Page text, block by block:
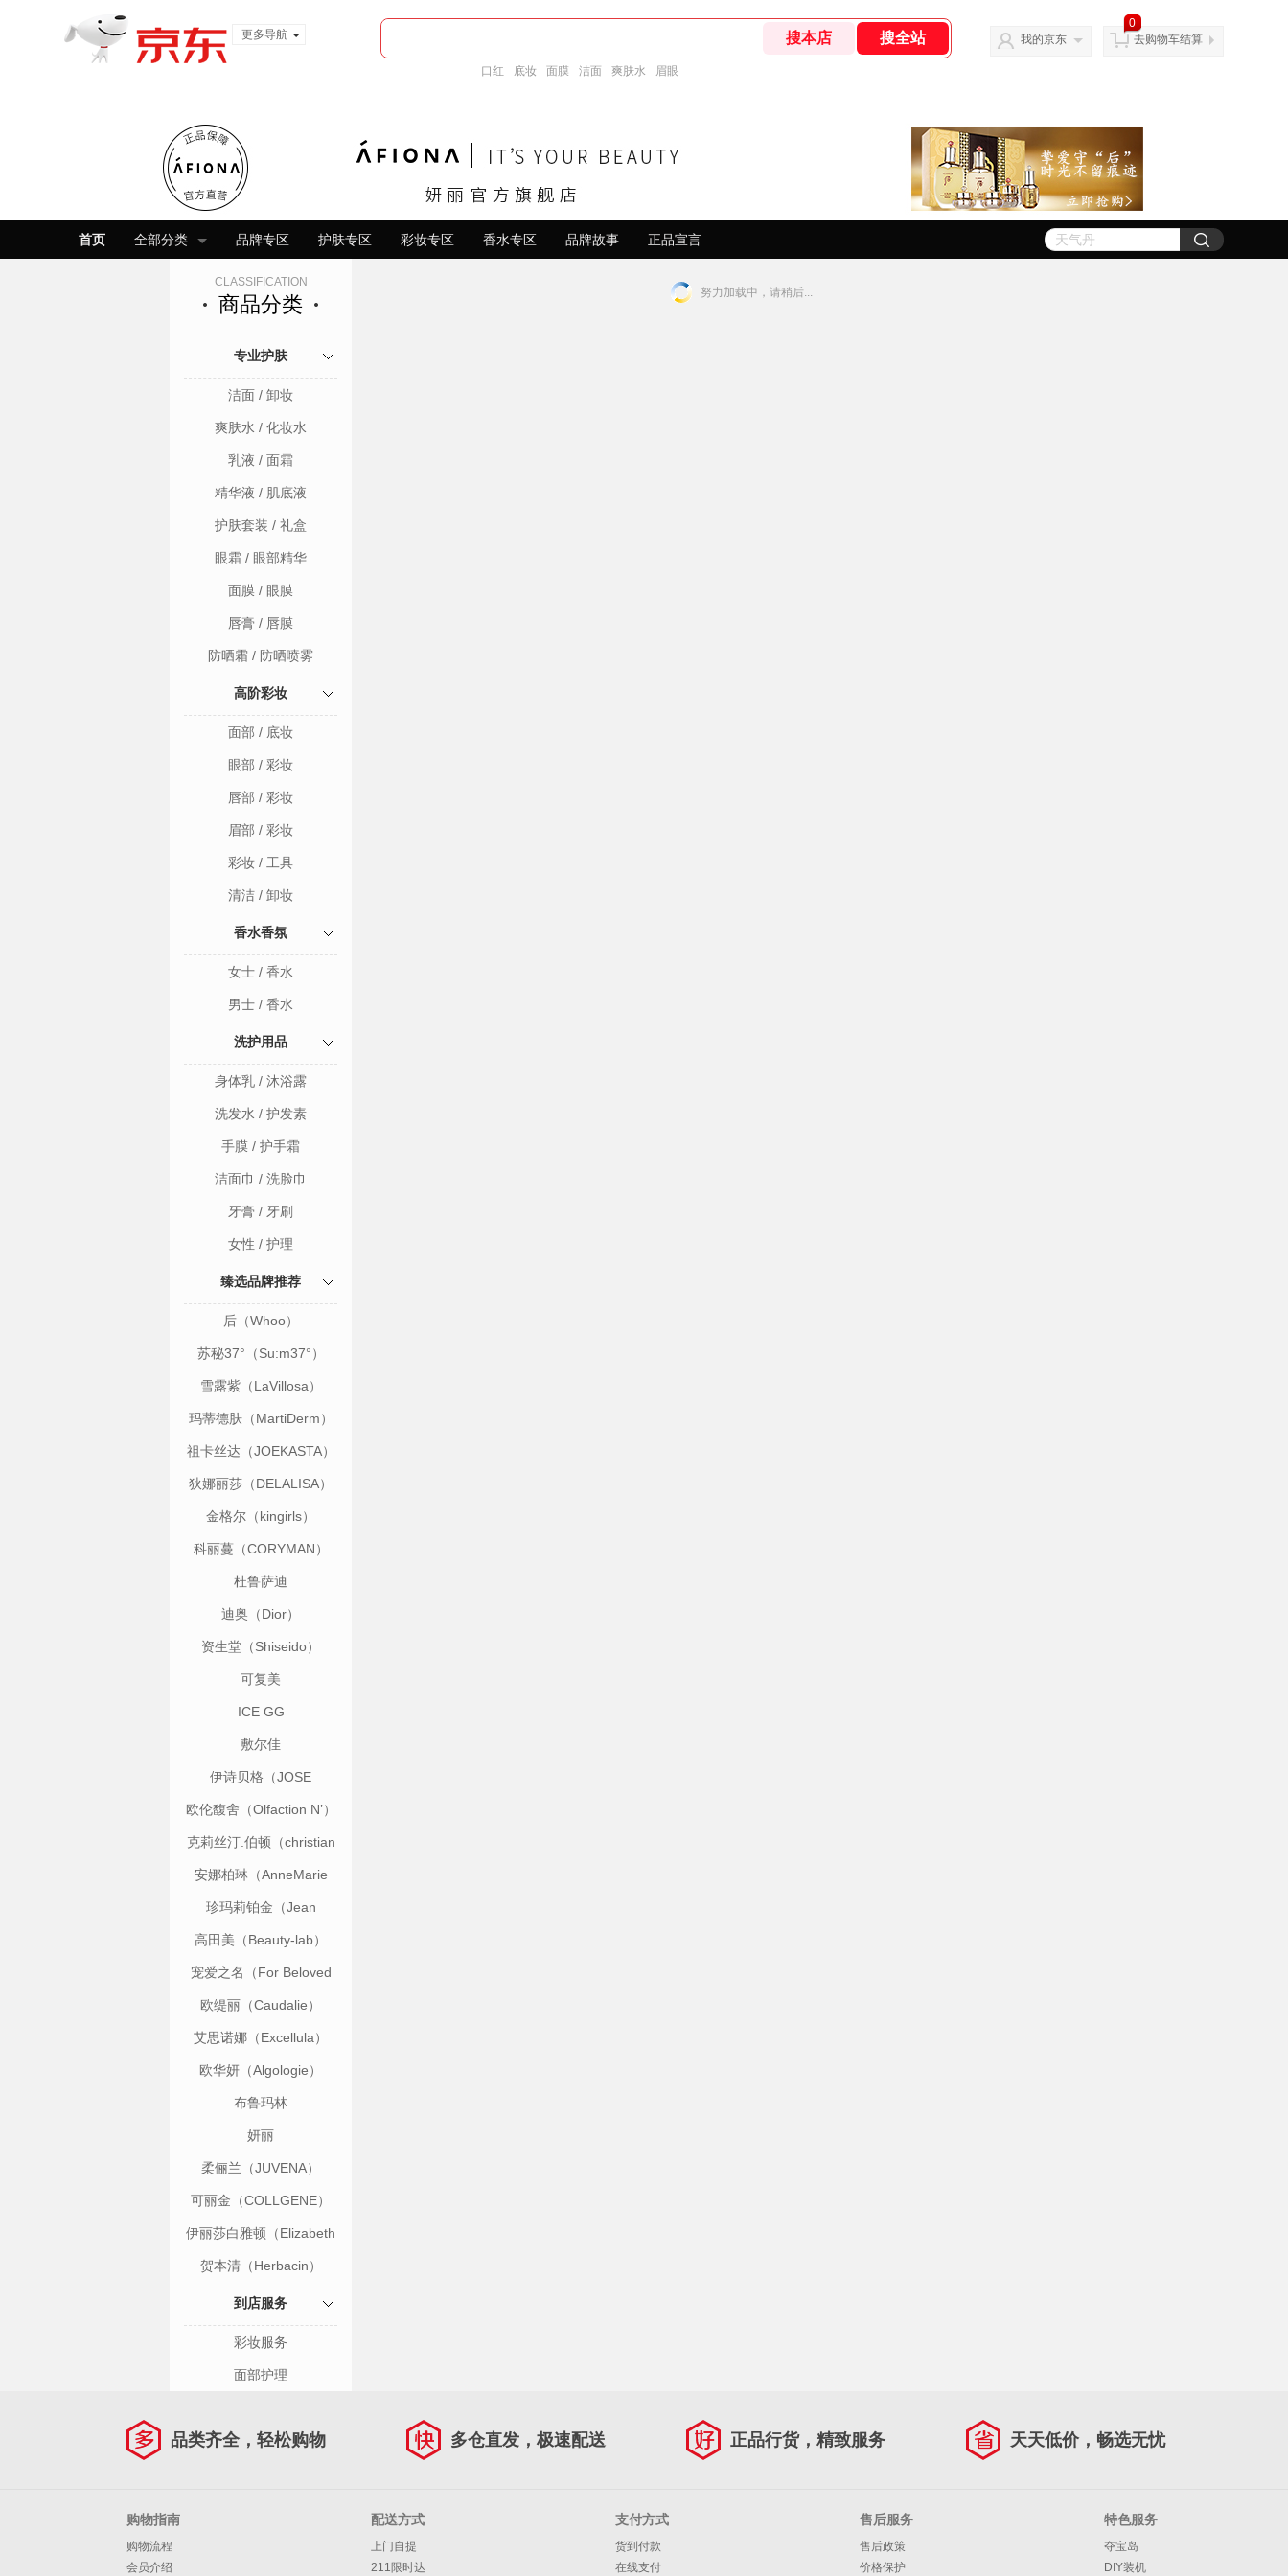
更多导航
口红 底妆 面膜 洁面 爽肤水 眉眼
我的京东
0
去购物车结算
首页 全部分类 品牌专区 护肤专区 彩妆专区 香水专区 品牌故事 正品宣言
CLASSIFICATION
商品分类
专业护肤
洁面 / 卸妆
爽肤水 / 化妆水
乳液 / 面霜
精华液 / 肌底液
护肤套装 / 礼盒
眼霜 / 眼部精华
面膜 / 眼膜
唇膏 / 唇膜
防晒霜 / 防晒喷雾
高阶彩妆
面部 / 底妆
眼部 / 彩妆
唇部 / 彩妆
眉部 / 彩妆
彩妆 / 工具
清洁 / 卸妆
香水香氛
女士 / 香水
男士 / 香水
洗护用品
身体乳 / 沐浴露
洗发水 / 护发素
手膜 / 护手霜
洁面巾 / 洗脸巾
牙膏 / 牙刷
女性 / 护理
臻选品牌推荐
后（Whoo）
苏秘37°（Su:m37°）
雪露紫（LaVillosa）
玛蒂德肤（MartiDerm）
祖卡丝达（JOEKASTA）
狄娜丽莎（DELALISA）
金格尔（kingirls）
科丽蔓（CORYMAN）
杜鲁萨迪
（TRUSSARDI）
迪奥（Dior）
资生堂（Shiseido）
可复美
ICE GG
敷尔佳
伊诗贝格（JOSE
欧伦馥舍（Olfaction N’）
克莉丝汀.伯顿（christian
breton）
安娜柏琳（AnneMarie
Borlind）
珍玛莉铂金（Jean
高田美（Beauty-lab）
宠爱之名（For Beloved
欧缇丽（Caudalie）
艾思诺娜（Excellula）
欧华妍（Algologie）
布鲁玛林
妍丽
柔俪兰（JUVENA）
可丽金（COLLGENE）
伊丽莎白雅顿（Elizabeth
Arden）
贺本清（Herbacin）
到店服务
彩妆服务
面部护理
努力加载中，请稍后...
品类齐全，轻松购物 多仓直发，极速配送 正品行货，精致服务 天天低价，畅选无忧
购物指南
购物流程
会员介绍
配送方式
上门自提
211限时达
支付方式
货到付款
在线支付
售后服务
售后政策
价格保护
特色服务
夺宝岛
DIY装机